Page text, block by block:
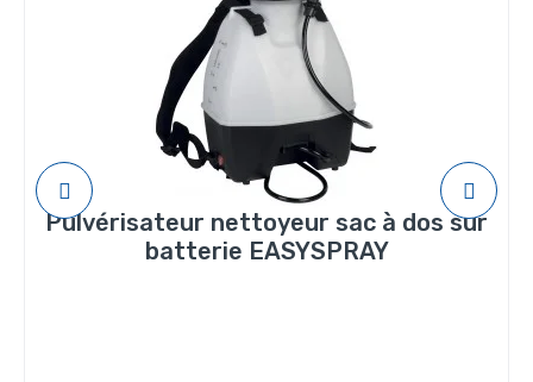
Pulvérisateur nettoyeur sac à dos sur
batterie EASYSPRAY